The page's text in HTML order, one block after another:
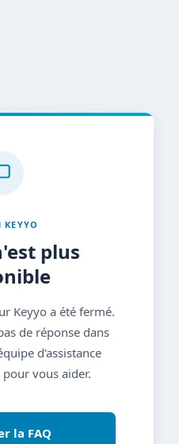
KEYYO
plus
Keyyo a été fermé.
de réponse dans
d'assistance
vous aider.
la FAQ